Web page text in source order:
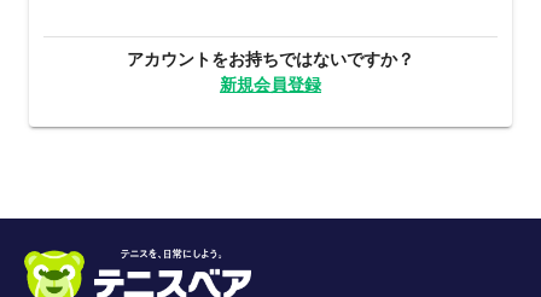
アカウントをお持ちではないですか？
新規会員登録